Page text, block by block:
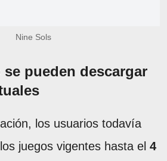
Nine Sols
se pueden descargar
los usuarios todavía
juegos vigentes hasta el 4